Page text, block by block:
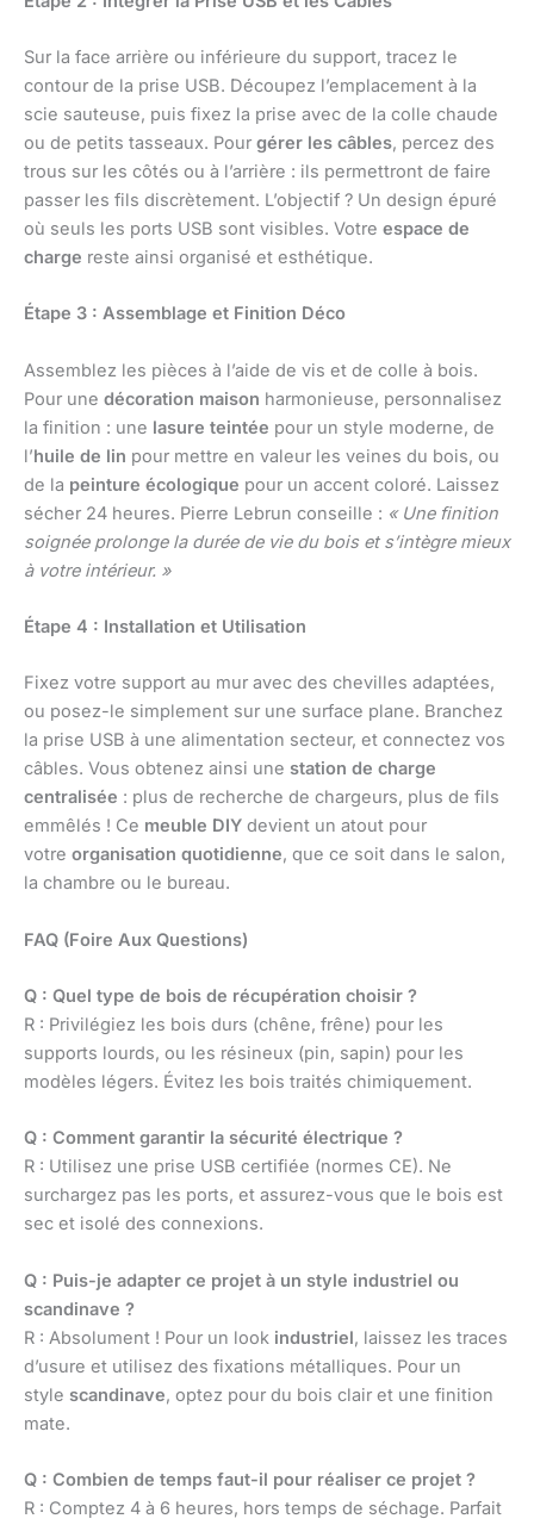
Sur la face arrière ou inférieure du support, tracez le
contour de la prise USB. Découpez l’emplacement à la
scie sauteuse, puis fixez la prise avec de la colle chaude
ou de petits tasseaux. Pour gérer les câbles, percez des
trous sur les côtés ou à l’arrière : ils permettront de faire
passer les fils discrètement. L’objectif ? Un design épuré
où seuls les ports USB sont visibles. Votre espace de
charge reste ainsi organisé et esthétique.
Étape 3 : Assemblage et Finition Déco
Assemblez les pièces à l’aide de vis et de colle à bois.
Pour une décoration maison harmonieuse, personnalisez
la finition : une lasure teintée pour un style moderne, de
l’huile de lin pour mettre en valeur les veines du bois, ou
de la peinture écologique pour un accent coloré. Laissez
sécher 24 heures. Pierre Lebrun conseille : « Une finition
soignée prolonge la durée de vie du bois et s’intègre mieux
à votre intérieur. »
Étape 4 : Installation et Utilisation
Fixez votre support au mur avec des chevilles adaptées,
ou posez-le simplement sur une surface plane. Branchez
la prise USB à une alimentation secteur, et connectez vos
câbles. Vous obtenez ainsi une station de charge
centralisée : plus de recherche de chargeurs, plus de fils
emmêlés ! Ce meuble DIY devient un atout pour
votre organisation quotidienne, que ce soit dans le salon,
la chambre ou le bureau.
FAQ (Foire Aux Questions)
Q : Quel type de bois de récupération choisir ?
R : Privilégiez les bois durs (chêne, frêne) pour les
supports lourds, ou les résineux (pin, sapin) pour les
modèles légers. Évitez les bois traités chimiquement.
Q : Comment garantir la sécurité électrique ?
R : Utilisez une prise USB certifiée (normes CE). Ne
surchargez pas les ports, et assurez-vous que le bois est
sec et isolé des connexions.
Q : Puis-je adapter ce projet à un style industriel ou
scandinave ?
R : Absolument ! Pour un look industriel, laissez les traces
d’usure et utilisez des fixations métalliques. Pour un
style scandinave, optez pour du bois clair et une finition
mate.
Q : Combien de temps faut-il pour réaliser ce projet ?
R : Comptez 4 à 6 heures, hors temps de séchage. Parfait